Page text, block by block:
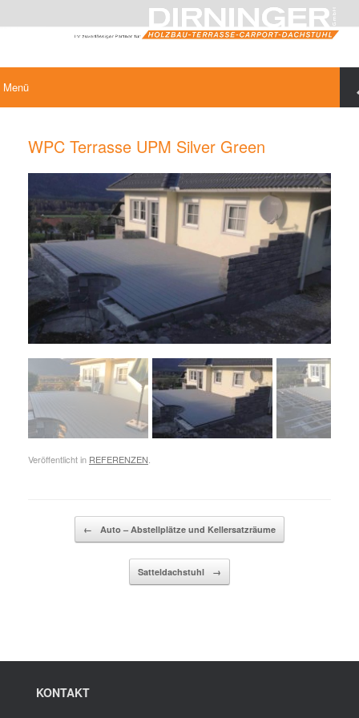
Menü
WPC Terrasse UPM Silver Green
Veröffentlicht in REFERENZEN
Beitragsnavigation
← Auto – Abstellplätze und Kellersatzräume
Satteldachstuhl →
KONTAKT